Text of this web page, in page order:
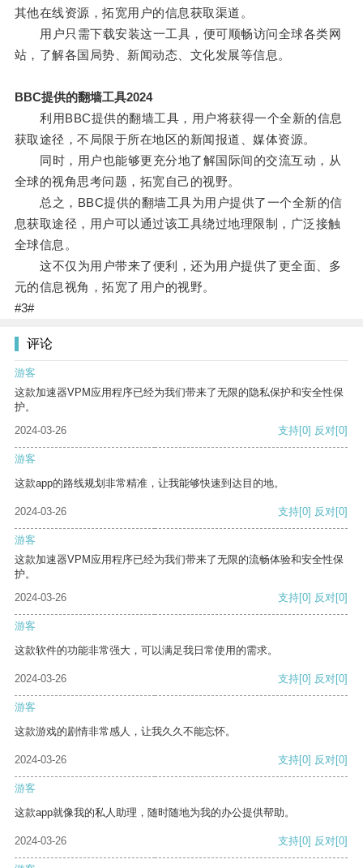
其他在线资源，拓宽用户的信息获取渠道。
用户只需下载安装这一工具，便可顺畅访问全球各类网
站，了解各国局势、新闻动态、文化发展等信息。
BBC提供的翻墙工具2024
利用BBC提供的翻墙工具，用户将获得一个全新的信息
获取途径，不局限于所在地区的新闻报道、媒体资源。
同时，用户也能够更充分地了解国际间的交流互动，从
全球的视角思考问题，拓宽自己的视野。
总之，BBC提供的翻墙工具为用户提供了一个全新的信
息获取途径，用户可以通过该工具绕过地理限制，广泛接触
全球信息。
这不仅为用户带来了便利，还为用户提供了更全面、多
元的信息视角，拓宽了用户的视野。
#3#
评论
游客
这款加速器VPM应用程序已经为我们带来了无限的隐私保护和安全性保
护。
2024-03-26
支持[0] 反对[0]
游客
这款app的路线规划非常精准，让我能够快速到达目的地。
2024-03-26 支持[0] 反对[0]
游客
这款加速器VPM应用程序已经为我们带来了无限的流畅体验和安全性保
护。
2024-03-26
支持[0] 反对[0]
游客
这款软件的功能非常强大，可以满足我日常使用的需求。
2024-03-26 支持[0] 反对[0]
游客
这款游戏的剧情非常感人，让我久久不能忘怀。
2024-03-26 支持[0] 反对[0]
游客
这款app就像我的私人助理，随时随地为我的办公提供帮助。
2024-03-26 支持[0] 反对[0]